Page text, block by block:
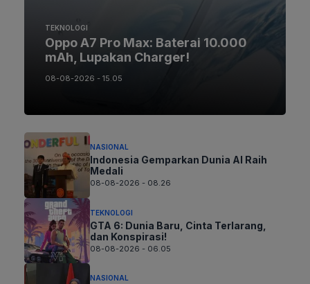
TEKNOLOGI
Oppo A7 Pro Max: Baterai 10.000
mAh, Lupakan Charger!
08-08-2026 - 15.05
NASIONAL
Indonesia Gemparkan Dunia AI Raih
Medali
08-08-2026 - 08.26
TEKNOLOGI
GTA 6: Dunia Baru, Cinta Terlarang,
dan Konspirasi!
08-08-2026 - 06.05
NASIONAL